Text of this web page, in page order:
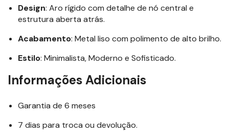
Design: Aro rígido com detalhe de nó central e
estrutura aberta atrás.
Acabamento: Metal liso com polimento de alto brilho.
Estilo: Minimalista, Moderno e Sofisticado.
Informações Adicionais
Garantia de 6 meses
7 dias para troca ou devolução.